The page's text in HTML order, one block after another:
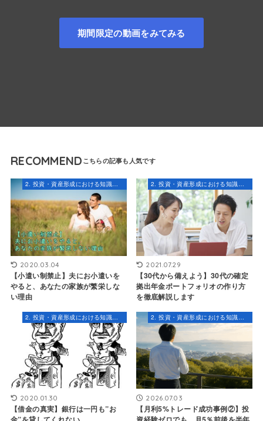
期間限定の動画をみてみる
RECOMMEND
2. 投資・資産形成における知識とスキル
2020.03.04
【小遣い制禁止】夫にお小遣いを
やると、あなたの家族が繁栄しな
い理由
2. 投資・資産形成における知識とスキル
2021.07.29
【30代から備えよう】30代の確定
拠出年金ポートフォリオの作り方
を徹底解説します
2020.01.30
【借金の真実】銀行は一円も”お
2026.07.03
【月利5%トレード成功事例②】投